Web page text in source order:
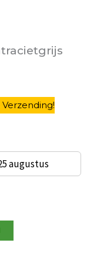
Verzending!
augustus